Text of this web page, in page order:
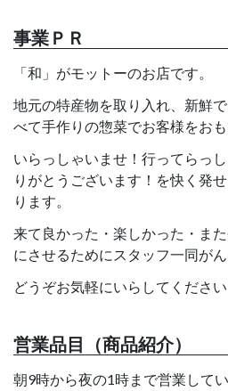
事業ＰＲ
「和」がモットーのお店です。
地元の特産物を取り入れ、新鮮
べて手作りの惣菜でお客様をおも
いらっしゃいませ！行ってらっ
りがとうございます！を快く発
ります。
来て良かった・楽しかった・ま
にさせるためにスタッフ一同がん
どうぞお気軽にいらしてください
営業品目（商品紹介）
朝9時から夜の1時まで営業して